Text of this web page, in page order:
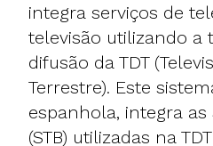
integra serviços de
televisão utilizando a
difusão da TDT
Terrestre). Este
espanhola, integra as
(STB) utilizadas na